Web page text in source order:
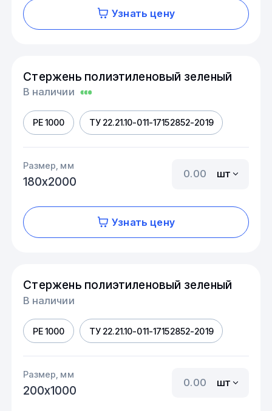
Узнать цену
Стержень полиэтиленовый зеленый
В наличии
PE 1000 ТУ 22.21.10-011-17152852-2019
Размер, мм
180х2000
шт
Узнать цену
Стержень полиэтиленовый зеленый
В наличии
PE 1000 ТУ 22.21.10-011-17152852-2019
Размер, мм
200х1000
шт